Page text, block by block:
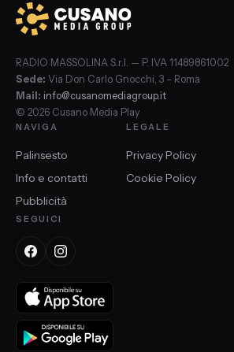
RADIO MASSOLINA S.r.l. — P. IVA 11489861002
Sede: Via Don Carlo Gnocchi, 3 – Roma
Mail: info@cusanomediagroup.it
© 2026 Cusano Media Play
NAVIGA
Palinsesto
Info e contatti
Pubblicità
LEGALE
Privacy Policy
Cookie Policy
SEGUICI